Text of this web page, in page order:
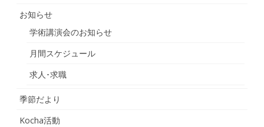
お知らせ
学術講演会のお知らせ
月間スケジュール
求人･求職
季節だより
Kocha活動